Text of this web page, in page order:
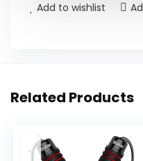
Add to wishlist
Related Products